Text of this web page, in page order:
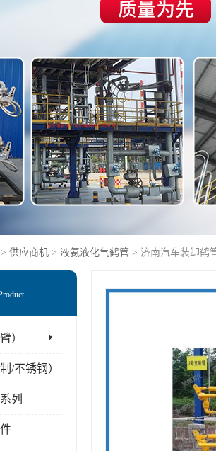
> 供应商机 > 液氨液化气鹤管 > 济南汽车装卸鹤
）
/不锈钢）
列